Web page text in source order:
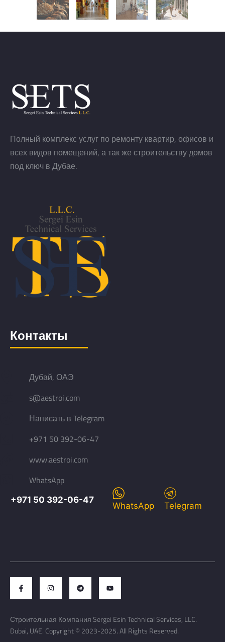
Полный комплекс услуг по ремонту квартир, офисов и
всех видов помещений, а так же строительству домов
под ключ в Дубае.
Контакты
Дубай, ОАЭ
s@aestroi.com
Написать в Telegram
+971 50 392-06-47
www.aestroi.com
WhatsApp
+971 50 392-06-47
WhatsApp Telegram
Строительная Компания Sergei Esin Technical Services, LLC.
Dubai, UAE. Copyright © 2023-2025. All Rights Reserved.